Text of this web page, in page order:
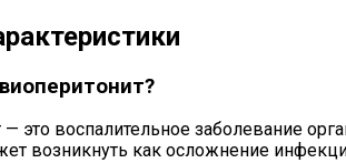
это воспалительное заболевание
как осложнение инфекции